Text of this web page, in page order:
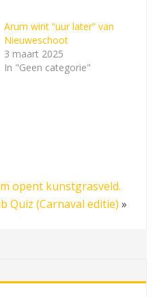
Arum wint “uur later” van
Nieuweschoot
3 maart 2025
In "Geen categorie"
opent kunstgrasveld.
Quiz (Carnaval editie) »